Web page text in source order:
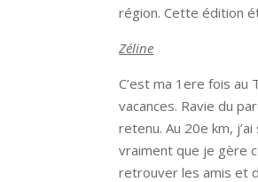
région. Cette édition
Zéline
C’est ma 1ere fois au
vacances. Ravie du
retenu. Au 20e km,
vraiment que je gère
retrouver les amis et